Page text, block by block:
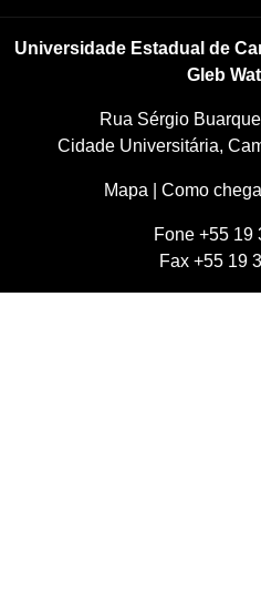
Universidade Estadual de
Gleb
Rua Sérgio
Cidade Universitária,
Mapa Como
Fone +55 19
Fax +55 19